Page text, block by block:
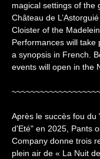
magical settings of the
Château de
Cloister of the
Performances will take
a synopsis in French.
events will open in the
Après le succès fou du
d'Eté" en 2025, Pants
Company donne trois
plein air de « La Nuit